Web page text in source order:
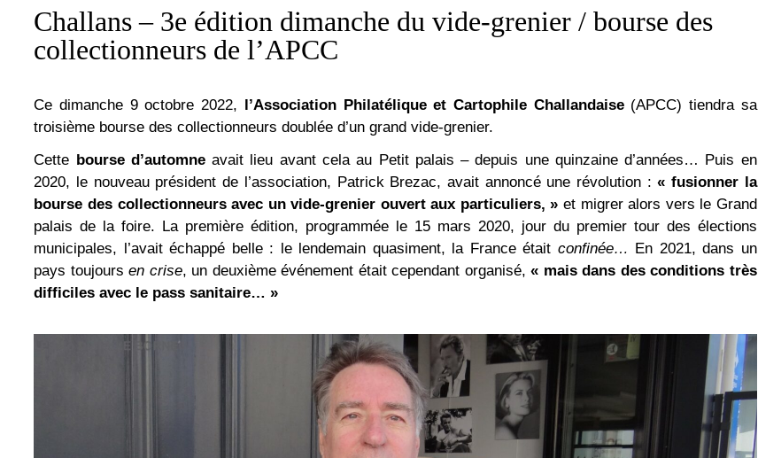
Challans – 3e édition dimanche du vide-grenier / bourse des
collectionneurs de l’APCC
Ce dimanche 9 octobre 2022, l’Association Philatélique et Cartophile Challandaise(APCC)tiendra sa
troisième bourse des collectionneurs doublée d’un grand vide-grenier.
Cette bourse d’automneavait lieu avant cela au Petit palais – depuis une quinzaine d’années… Puis en
2020, le nouveau président de l’association, Patrick Brezac, avait annoncé une révolution :« fusionner la
bourse des collectionneurs avec un vide-grenier ouvert aux particuliers, » et migrer alors vers le Grand
palais de la foire. La première édition, programmée le 15 mars 2020, jour du premier tour des élections
municipales, l’avait échappé belle : le lendemain quasiment, la France était confinée… En 2021, dans un
pays toujoursen crise, un deuxième événement était cependant organisé,« mais dans des conditions très
difficiles avec le pass sanitaire… »